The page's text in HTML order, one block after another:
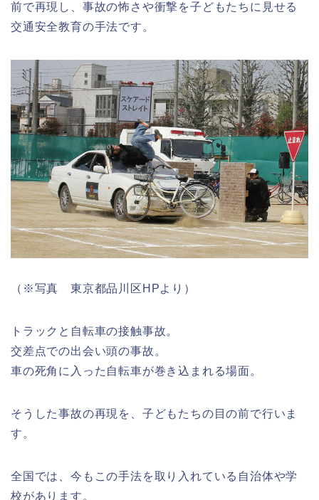
前で再現し、事故の怖さや衝撃を子どもたちに見せる
交通安全教育の手法です。
（※写真 東京都品川区HPより）
トラックと自転車の接触事故。
交差点での出会い頭の事故。
車の死角に入った自転車が巻き込まれる場面。
そうした事故の再現を、子どもたちの目の前で行いま
す。
全国では、今もこの手法を取り入れている自治体や学
校があります。